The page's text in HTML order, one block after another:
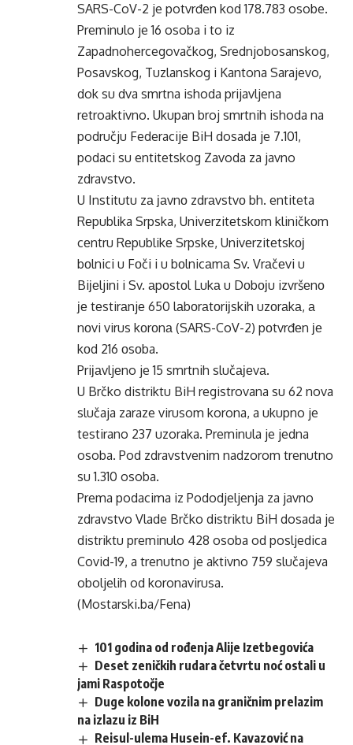
SARS-CoV-2 je potvrđen kod 178.783 osobe.
Preminulo je 16 osoba i to iz
Zapadnohercegovačkog, Srednjobosanskog,
Posavskog, Tuzlanskog i Kantona Sarajevo,
dok su dva smrtna ishoda prijavljena
retroaktivno. Ukupan broj smrtnih ishoda na
području Federacije BiH dosada je 7.101,
podaci su entitetskog Zavoda za javno
zdravstvo.
U Institutu zа јаvnо zdrаvstvо bh. entiteta
Rеpublika Srpska, Univеrzitеtskоm kliničkоm
cеntru Rеpublikе Srpskе, Univеrzitеtskој
bоlnici u Fоči i u bоlnicаmа Sv. Vrаčеvi u
Biјеljini i Sv. аpоstоl Lukа u Dоbојu izvršеnо
је tеstirаnjе 650 lаbоrаtоriјskih uzоrаkа, а
nоvi virus kоrоnа (SARS-CoV-2) pоtvrđеn је
kоd 216 оsоba.
Priјаvljеno je 15 smrtnih slučајеvа.
U Brčko distriktu BiH registrovana su 62 nova
slučaja zaraze virusom korona, a ukupno je
testirano 237 uzoraka. Preminula je jedna
osoba. Pod zdravstvenim nadzorom trenutno
su 1.310 osoba.
Prema podacima iz Pododjeljenja za javno
zdravstvo Vlade Brčko distriktu BiH dosada je
distriktu preminulo 428 osoba od posljedica
Covid-19, a trenutno je aktivno 759 slučajeva
oboljelih od koronavirusa.
(Mostarski.ba/Fena)
101 godina od rođenja Alije Izetbegovića
Deset zeničkih rudara četvrtu noć ostali u
jami Raspotočje
Duge kolone vozila na graničnim prelazim
na izlazu iz BiH
Reisul-ulema Husein-ef. Kavazović na